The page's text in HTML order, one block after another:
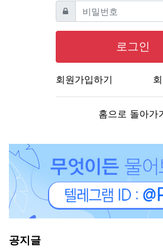
비밀번호필수
로그인
회원가입하기
홈으로 돌아가
공지글